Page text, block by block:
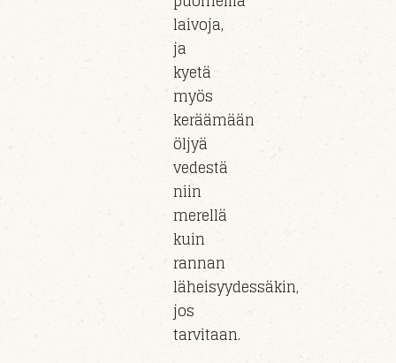
laivoja,
ja
kyetä
myös
keräämään
öljyä
vedestä
niin
merellä
kuin
rannan
läheisyydessäkin,
jos
tarvitaan.